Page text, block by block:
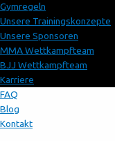
Gymregeln
Unsere Trainingskonzepte
Unsere Sponsoren
MMA Wettkampfteam
BJJ Wettkampfteam
Karriere
FAQ
Blog
Kontakt